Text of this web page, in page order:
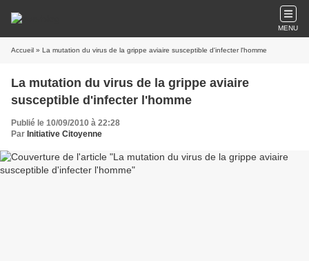
MENU
Accueil » La mutation du virus de la grippe aviaire susceptible d'infecter l'homme
La mutation du virus de la grippe aviaire
susceptible d'infecter l'homme
Publié le 10/09/2010 à 22:28
Par Initiative Citoyenne